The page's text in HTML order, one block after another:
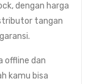
dengan harga
tangan
offline dan
kamu bisa